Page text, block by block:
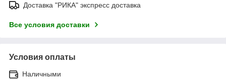
Доставка "РИКА" экспресс доставка
Все условия доставки
Условия оплаты
Наличными